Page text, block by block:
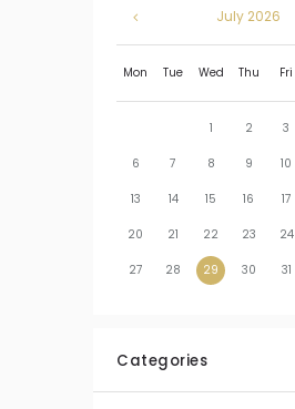
July 2026
Mon Tue Wed Thu Fri
1 2 3
6 7 8 9 10
13 14 15 16 17
20 21 22 23 24
27 28 29 30 31
Categories